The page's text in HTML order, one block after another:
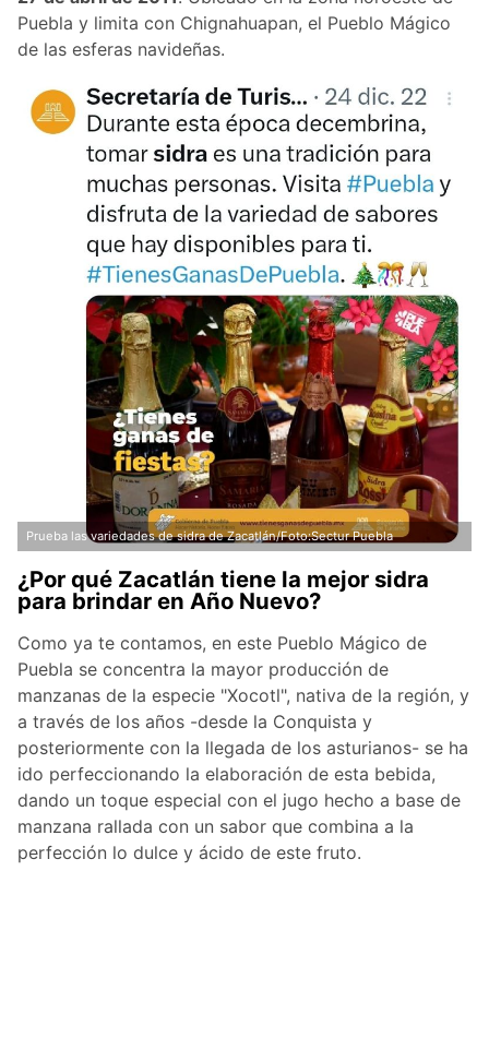
Puebla y limita con Chignahuapan, el Pueblo Mágico
de las esferas navideñas.
Prueba las variedades de sidra de Zacatlán/Foto:Sectur Puebla
¿Por qué Zacatlán tiene la mejor sidra
para brindar en Año Nuevo?
Como ya te contamos, en este Pueblo Mágico de
Puebla se concentra la mayor producción de
manzanas de la especie "Xocotl", nativa de la región, y
a través de los años -desde la Conquista y
posteriormente con la llegada de los asturianos- se ha
ido perfeccionando la elaboración de esta bebida,
dando un toque especial con el jugo hecho a base de
manzana rallada con un sabor que combina a la
perfección lo dulce y ácido de este fruto.